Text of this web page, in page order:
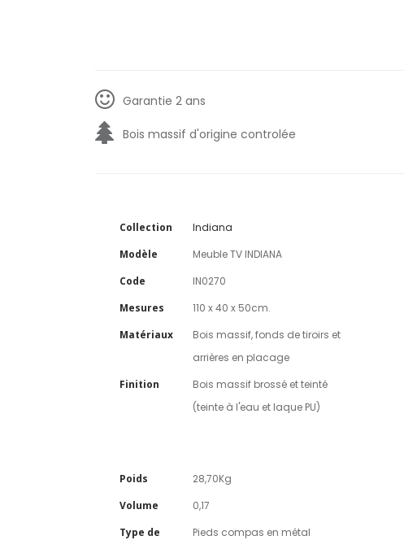
Garantie 2 ans
Bois massif d'origine controlée
Collection
Indiana
Modèle
Meuble TV INDIANA
Code
IN0270
Mesures
110 x 40 x 50cm.
Matériaux
Bois massif, fonds de tiroirs et
arrières en placage
Finition
Bois massif brossé et teinté
(teinte à l'eau et laque PU)
Poids
28,70Kg
Volume
0,17
Type de
Pieds compas en métal